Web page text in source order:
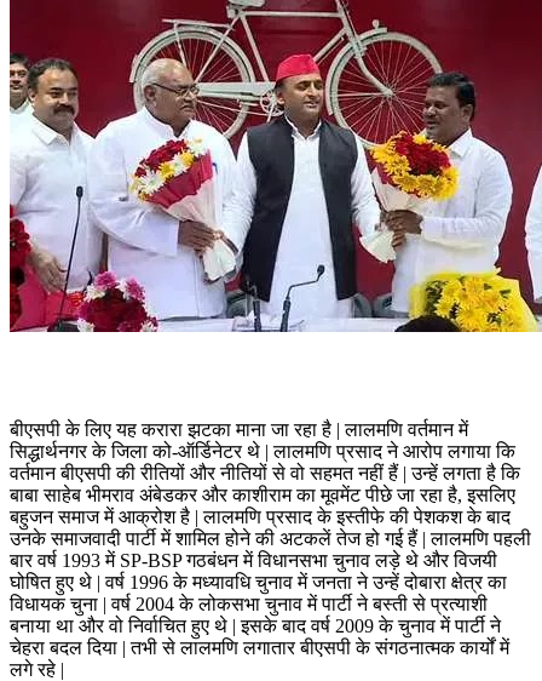
बीएसपी के लिए यह करारा झटका माना जा रहा है | लालमणि वर्तमान में
सिद्धार्थनगर के जिला को-ऑर्डिनेटर थे | लालमणि प्रसाद ने आरोप लगाया कि
वर्तमान बीएसपी की रीतियों और नीतियों से वो सहमत नहीं हैं | उन्हें लगता है कि
बाबा साहेब भीमराव अंबेडकर और काशीराम का मूवमेंट पीछे जा रहा है, इसलिए
बहुजन समाज में आक्रोश है | लालमणि प्रसाद के इस्तीफे की पेशकश के बाद
उनके समाजवादी पार्टी में शामिल होने की अटकलें तेज हो गई हैं | लालमणि पहली
बार वर्ष 1993 में SP-BSP गठबंधन में विधानसभा चुनाव लड़े थे और विजयी
घोषित हुए थे | वर्ष 1996 के मध्यावधि चुनाव में जनता ने उन्हें दोबारा क्षेत्र का
विधायक चुना | वर्ष 2004 के लोकसभा चुनाव में पार्टी ने बस्ती से प्रत्याशी
बनाया था और वो निर्वाचित हुए थे | इसके बाद वर्ष 2009 के चुनाव में पार्टी ने
चेहरा बदल दिया | तभी से लालमणि लगातार बीएसपी के संगठनात्मक कार्यों में
लगे रहे |